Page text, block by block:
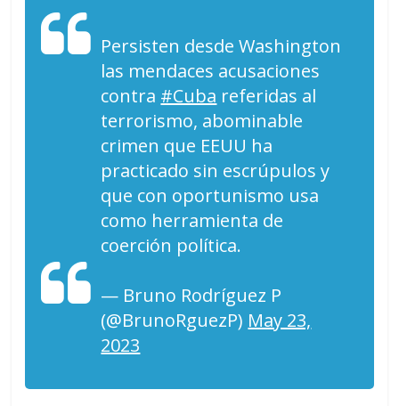
Persisten desde Washington
las mendaces acusaciones
contra #Cuba referidas al
terrorismo, abominable
crimen que EEUU ha
practicado sin escrúpulos y
que con oportunismo usa
como herramienta de
coerción política.
— Bruno Rodríguez P
(@BrunoRguezP) May 23,
2023